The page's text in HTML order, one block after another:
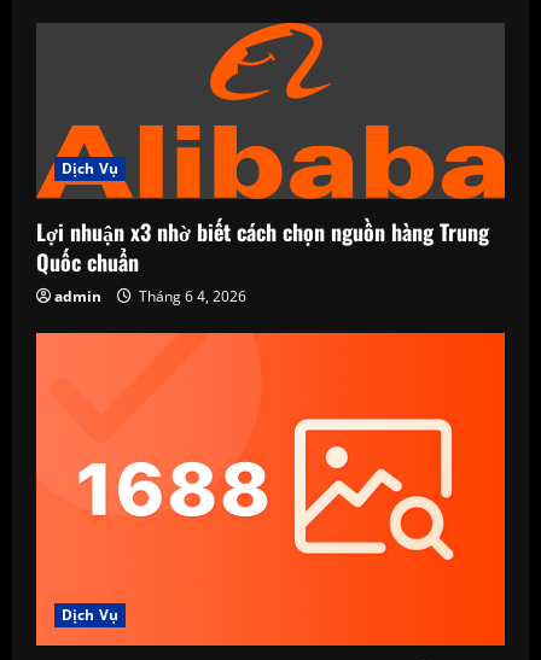
Dịch Vụ
Lợi nhuận x3 nhờ biết cách chọn nguồn hàng Trung
Quốc chuẩn
admin Tháng 6 4, 2026
Dịch Vụ